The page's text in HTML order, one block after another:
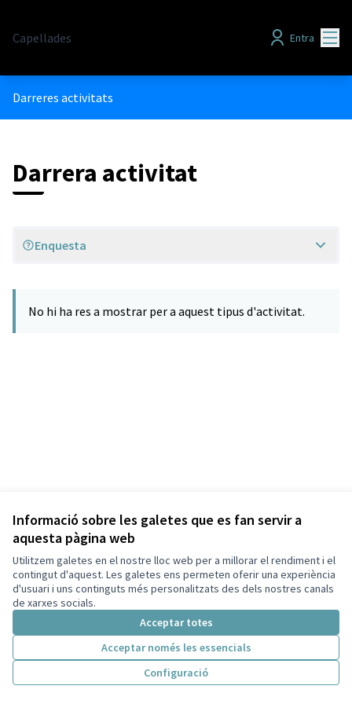
Informació sobre les galetes que es fan servir a
aquesta pàgina web
Utilitzem galetes en el nostre lloc web per a millorar el rendiment i el
contingut d'aquest. Les galetes ens permeten oferir una experiència
d'usuari i uns continguts més personalitzats des dels nostres canals
de xarxes socials.
Acceptar totes
Acceptar només les essencials
Configuració
Capellades Entra
Darreres activitats
Darrera activitat
Enquesta
No hi ha res a mostrar per a aquest tipus d'activitat.
Termes i condicions d'ús
Configuració de les galetes
Capellades a X
(Enllaç extern)
Capellades a Facebook
(Enllaç extern)
Triar la llenguaElegir el idioma
Web creada ambprogramari lliure .
Amb
(Enllaç